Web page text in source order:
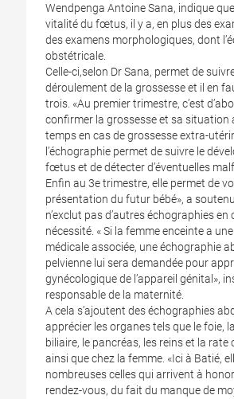
Wendpenga Antoine Sana, indique
vitalité du fœtus, il y a, en plus des
des examens morphologiques, dont
obstétricale.
Celle-ci,selon Dr Sana, permet de
déroulement de la grossesse et il en
trois. «Au premier trimestre, c’est
confirmer la grossesse et sa situation
temps en cas de grossesse extra-
l’échographie permet de suivre le
fœtus et de détecter d’éventuelles
Enfin au 3e trimestre, elle permet de
présentation du futur bébé», a
n’exclut pas d’autres échographies en
nécessité. « Si la femme enceinte a
médicale associée, une échographie
pelvienne lui sera demandée pour
gynécologique de l’appareil génital»,
responsable de la maternité.
A cela s’ajoutent des échographies
apprécier les organes tels que le foie,
biliaire, le pancréas, les reins et la rate
ainsi que chez la femme. «Ici à Batié,
nombreuses celles qui arrivent à
rendez-vous, du fait du manque de